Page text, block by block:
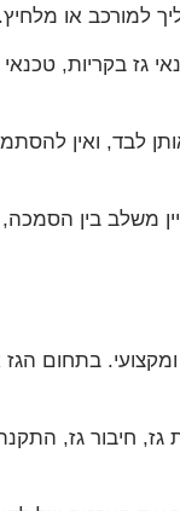
למורכב או מלחיץ.
גז בקריות, טכנאי
לבד, ואין
בתחום הגז
חיבור גז,